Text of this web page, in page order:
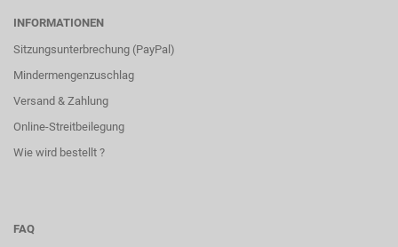
INFORMATIONEN
Sitzungsunterbrechung (PayPal)
Mindermengenzuschlag
Versand & Zahlung
Online-Streitbeilegung
Wie wird bestellt ?
FAQ